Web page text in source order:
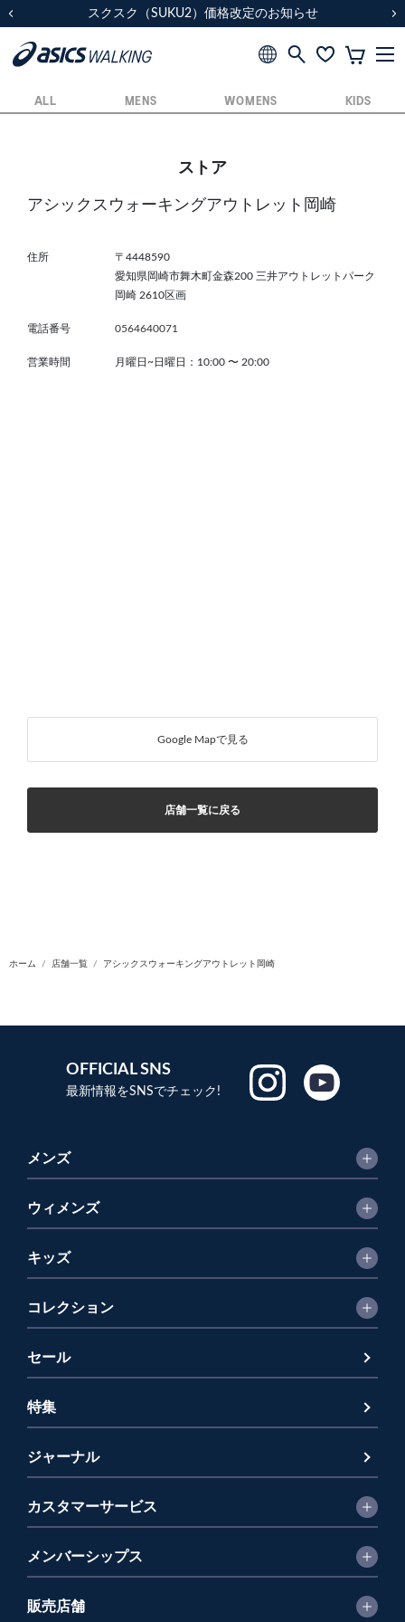
スクスク（SUKU2）価格改定のお知らせ
配送に関するお知らせ
スクスク（SUKU2）価格改定のお知らせ
配送に関するお知らせ
ALL MENS WOMENS KIDS
ストア
アシックスウォーキングアウトレット岡崎
住所
〒4448590
愛知県岡崎市舞木町金森200 三井アウトレットパーク
岡崎 2610区画
電話番号 0564640071
営業時間 月曜日~日曜日：10:00 〜 20:00
Google Mapで見る
店舗一覧に戻る
ホーム 店舗一覧 アシックスウォーキングアウトレット岡崎
OFFICIAL SNS
最新情報をSNSでチェック!
メンズ
ウィメンズ
キッズ
コレクション
セール
特集
ジャーナル
カスタマーサービス
メンバーシップス
販売店舗